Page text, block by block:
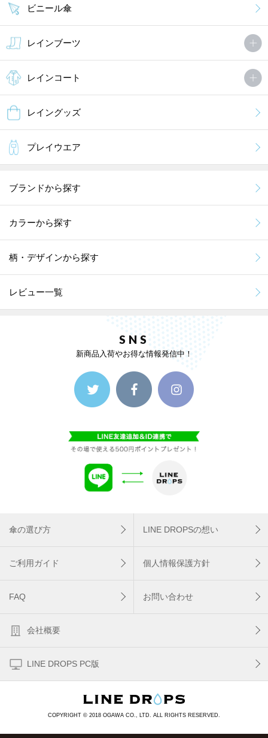
ビニール傘
レインブーツ
レインコート
レイングッズ
プレイウエア
ブランドから探す
カラーから探す
柄・デザインから探す
レビュー一覧
SNS
新商品入荷やお得な情報発信中！
傘の選び方 LINE DROPSの想い
ご利用ガイド 個人情報保護方針
FAQ お問い合わせ
会社概要
LINE DROPS PC版
COPYRIGHT © 2018 OGAWA CO., LTD. ALL RIGHTS RESERVED.